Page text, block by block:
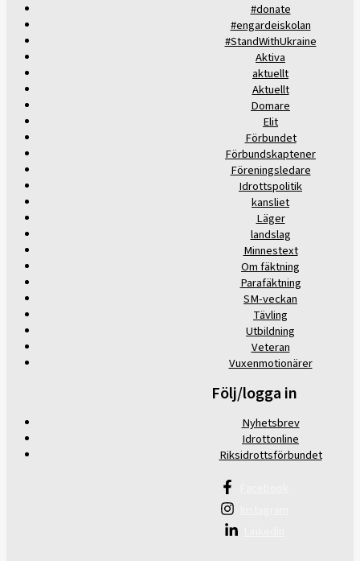
#donate
#engardeiskolan
#StandWithUkraine
Aktiva
aktuellt
Aktuellt
Domare
Elit
Förbundet
Förbundskaptener
Föreningsledare
Idrottspolitik
kansliet
Läger
landslag
Minnestext
Om fäktning
Parafäktning
SM-veckan
Tävling
Utbildning
Veteran
Vuxenmotionärer
Följ/logga in
Nyhetsbrev
Idrottonline
Riksidrottsförbundet